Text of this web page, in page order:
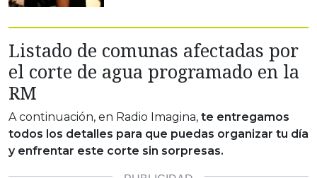
Listado de comunas afectadas por
el corte de agua programado en la
RM
A continuación, en Radio Imagina, te entregamos
todos los detalles para que puedas organizar tu día
y enfrentar este corte sin sorpresas.